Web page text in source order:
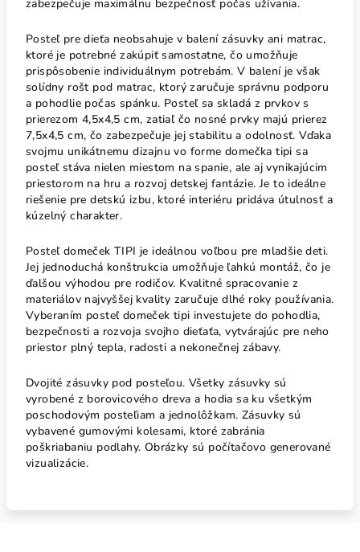
zabezpečuje maximálnu bezpečnosť počas užívania.
Posteľ pre dieťa neobsahuje v balení zásuvky ani matrac,
ktoré je potrebné zakúpiť samostatne, čo umožňuje
prispôsobenie individuálnym potrebám. V balení je však
solídny rošt pod matrac, ktorý zaručuje správnu podporu
a pohodlie počas spánku. Posteľ sa skladá z prvkov s
prierezom 4,5x4,5 cm, zatiaľ čo nosné prvky majú prierez
7,5x4,5 cm, čo zabezpečuje jej stabilitu a odolnosť. Vďaka
svojmu unikátnemu dizajnu vo forme domečka tipi sa
posteľ stáva nielen miestom na spanie, ale aj vynikajúcim
priestorom na hru a rozvoj detskej fantázie. Je to ideálne
riešenie pre detskú izbu, ktoré interiéru pridáva útulnosť a
kúzelný charakter.
Posteľ domeček TIPI je ideálnou voľbou pre mladšie deti.
Jej jednoduchá konštrukcia umožňuje ľahkú montáž, čo je
ďalšou výhodou pre rodičov. Kvalitné spracovanie z
materiálov najvyššej kvality zaručuje dlhé roky používania.
Vyberaním posteľ domeček tipi investujete do pohodlia,
bezpečnosti a rozvoja svojho dieťaťa, vytvárajúc pre neho
priestor plný tepla, radosti a nekonečnej zábavy.
Dvojité zásuvky pod posteľou. Všetky zásuvky sú
vyrobené z borovicového dreva a hodia sa ku všetkým
poschodovým posteľiam a jednolôžkam. Zásuvky sú
vybavené gumovými kolesami, ktoré zabránia
poškriabaniu podlahy. Obrázky sú počítačovo generované
vizualizácie.